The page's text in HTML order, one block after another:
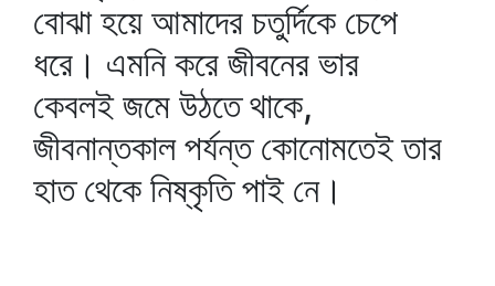
বোঝা হয়ে আমাদের চতুর্দিকে চেপে
ধরে। এমনি করে জীবনের ভার
কেবলই জমে উঠতে থাকে,
জীবনান্তকাল পর্যন্ত কোনোমতেই তার
হাত থেকে নিষ্কৃতি পাই নে।